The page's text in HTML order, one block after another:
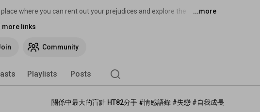
place where you can rent out your prejudices and explore the
...more
more links
Community
Playlists Posts
關係中最大的盲點 HT82分手 #情感語錄 #失戀 #自我成長